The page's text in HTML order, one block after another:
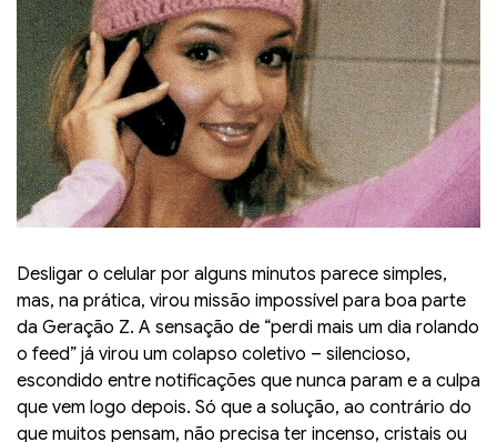
Desligar o celular por alguns minutos parece simples,
mas, na prática, virou missão impossível para boa parte
da Geração Z. A sensação de “perdi mais um dia rolando
o feed” já virou um colapso coletivo – silencioso,
escondido entre notificações que nunca param e a culpa
que vem logo depois. Só que a solução, ao contrário do
que muitos pensam, não precisa ter incenso, cristais ou